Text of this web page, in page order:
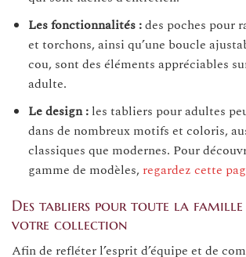
Les fonctionnalités :des poches pour
et torchons, ainsi qu’une boucle
cou, sont des éléments appréciables
adulte.
Le design :les tabliers pour adultes
dans de nombreux motifs et coloris,
classiques que modernes. Pour
gamme de modèles, regardez cette
Des tabliers pour toute la
votre collection
Afin de refléter l’esprit d’équipe et de